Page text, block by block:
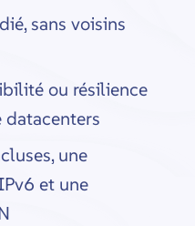
sans voisins
ou résilience
datacenters
une
et une